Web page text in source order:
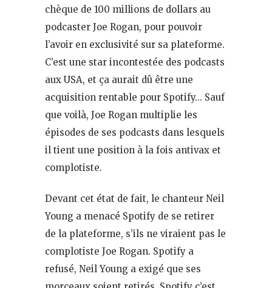
chèque de 100 millions de dollars au
podcaster Joe Rogan, pour pouvoir
l’avoir en exclusivité sur sa plateforme.
C’est une star incontestée des podcasts
aux USA, et ça aurait dû être une
acquisition rentable pour Spotify… Sauf
que voilà, Joe Rogan multiplie les
épisodes de ses podcasts dans lesquels
il tient une position à la fois antivax et
complotiste.
Devant cet état de fait, le chanteur Neil
Young a menacé Spotify de se retirer
de la plateforme, s’ils ne viraient pas le
complotiste Joe Rogan. Spotify a
refusé, Neil Young a exigé que ses